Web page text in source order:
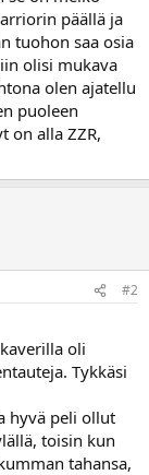
päällä ja
tuohon saa osia
olisi mukava
olen ajatellu
puoleen
on alla ZZR,
#2
oli
Tykkäsi
hyvä peli ollut
toisin kun
tahansa,